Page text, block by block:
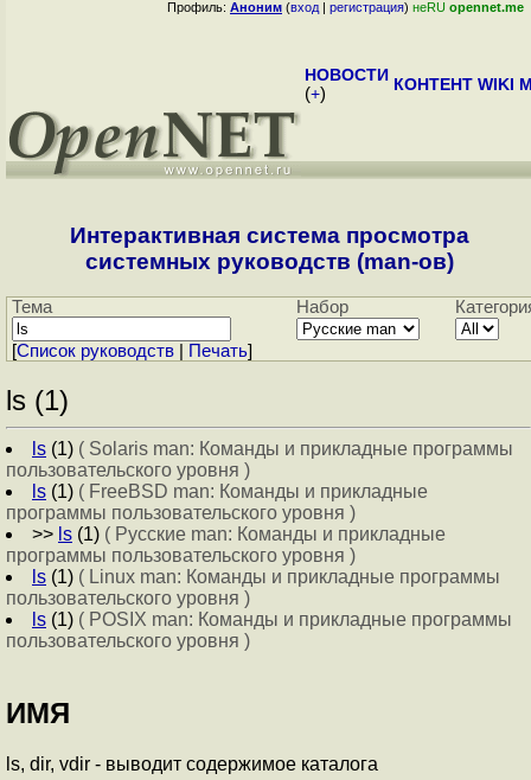
Профиль: Аноним (вход | регистрация) неRU opennet.me
НОВОСТИ
(+) КОНТЕНТ WIKI
Интерактивная система просмотра
системных руководств (man-ов)
Тема Набор
[Cписок руководств Печать]
ls (1)
ls (1) ( Solaris man: Команды и прикладные программы
пользовательского уровня )
ls (1) ( FreeBSD man: Команды и прикладные
программы пользовательского уровня )
>> ls (1) ( Русские man: Команды и прикладные
программы пользовательского уровня )
ls (1) ( Linux man: Команды и прикладные программы
пользовательского уровня )
ls (1) ( POSIX man: Команды и прикладные программы
пользовательского уровня )
ИМЯ
ls, dir, vdir - выводит содержимое каталога